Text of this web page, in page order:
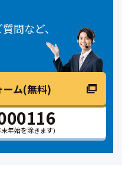
問など、
年始を除きます)
ーム(無料)